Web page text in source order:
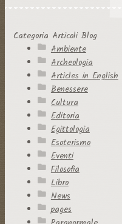
Categoria Articoli Blog
Ambiente
Archeologia
Articles in English
Benessere
Cultura
Editoria
Egittologia
Esoterismo
Eventi
Filosofia
Libro
News
pages